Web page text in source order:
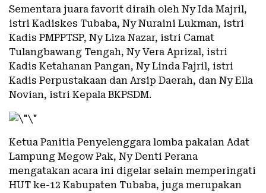
Sementara juara favorit diraih oleh Ny Ida Majril,
istri Kadiskes Tubaba, Ny Nuraini Lukman, istri
Kadis PMPPTSP, Ny Liza Nazar, istri Camat
Tulangbawang Tengah, Ny Vera Aprizal, istri
Kadis Ketahanan Pangan, Ny Linda Fajril, istri
Kadis Perpustakaan dan Arsip Daerah, dan Ny Ella
Novian, istri Kepala BKPSDM.
Ketua Panitia Penyelenggara lomba pakaian Adat
Lampung Megow Pak, Ny Denti Perana
mengatakan acara ini digelar selain memperingati
HUT ke-12 Kabupaten Tubaba, juga merupakan